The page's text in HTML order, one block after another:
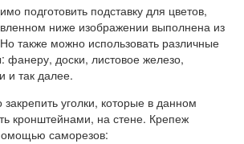
подготовить подставку для цветов,
ниже изображении выполнена из
также можно использовать различные
фанеру, доски, листовое железо,
и так далее.
уголки, которые в данном
кронштейнами, на стене. Крепеж
саморезов: